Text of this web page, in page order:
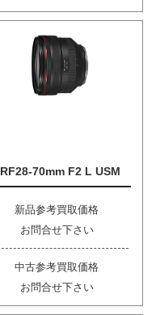
RF28-70mm F2 L USM
新品参考買取価格
お問合せ下さい
中古参考買取価格
お問合せ下さい